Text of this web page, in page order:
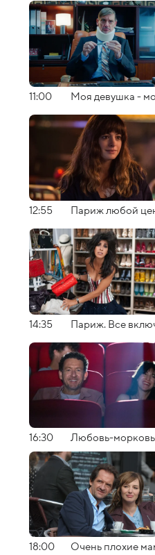
11:00 Моя девушка -
12:55 Париж любой
14:35 Париж. Все
16:30 Любовь-
18:00 Очень плохие